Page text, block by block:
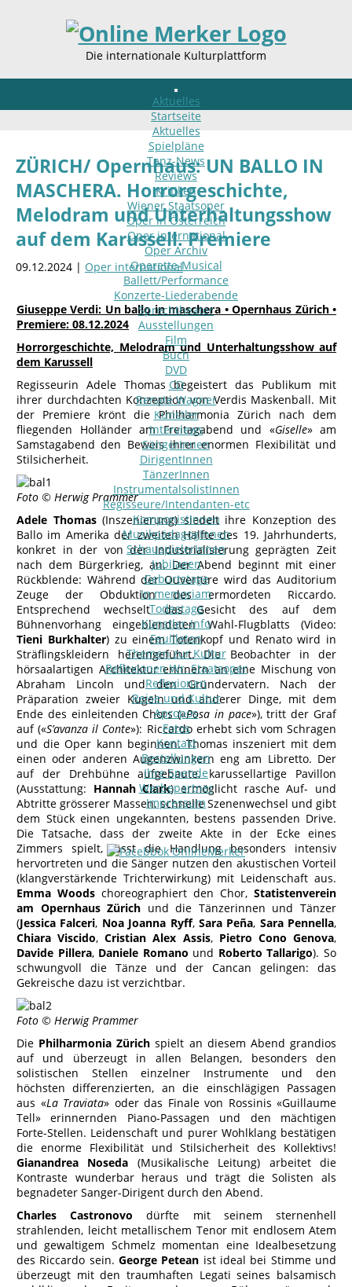
Die internationale Kulturplattform
Aktuelles
Startseite
Aktuelles
Spielpläne
Tanz-News
Reviews
Kritiken
Wiener Staatsoper
Oper in Österreich
Oper international
Oper Archiv
Operette-Musical
Ballett/Performance
Konzerte-Liederabende
Sprechtheater
Ausstellungen
Film
Buch
DVD
CD
Renate Wagner
Künstler
Interviews
SängerInnen
DirigentInnen
TänzerInnen
InstrumentalsolistInnen
Regisseure/Intendanten-etc
KomponistInnen
MusikpädagogInnen
SchauspielerInnen
Jubilaeen
Geburtstage
In memoriam
Todestage
Künstler-Info
Feuilleton
Themen zur Kultur
Reflexionen Wr. Staatsoper
Reflexionen
Reise und Kultur
Apropos
Fotos
Kontakt
Bestellungen
Ihre Spende
Werbepartner
Impressum
ZÜRICH/ Opernhaus: UN BALLO IN
MASCHERA. Horrorgeschichte,
Melodram und Unterhaltungsshow
auf dem Karussell. Premiere
09.12.2024 | Oper international
Giuseppe Verdi: Un ballo in maschera • Opernhaus Zürich •
Premiere: 08.12.2024
Horrorgeschichte, Melodram und Unterhaltungsshow auf
dem Karussell
Regisseurin Adele Thomas begeistert das Publikum mit
ihrer durchdachten Konzeption von Verdis Maskenball. Mit
der Premiere krönt die Philharmonia Zürich nach dem
fliegenden Holländer am Freitagabend und «Giselle» am
Samstagabend den Beweis ihrer enormen Flexibilität und
Stilsicherheit.
Foto © Herwig Prammer
Adele Thomas(Inszenierung) siedelt ihre Konzeption des
Ballo im Amerika der zweiten Hälfte des 19. Jahrhunderts,
konkret in der von der Industrialisierung geprägten Zeit
nach dem Bürgerkrieg, an. Der Abend beginnt mit einer
Rückblende: Während der Ouvertüre wird das Auditorium
Zeuge der Obduktion des ermordeten Riccardo.
Entsprechend wechselt das Gesicht des auf dem
Bühnenvorhang eingeblendeten Wahl-Flugblatts (Video:
Tieni Burkhalter) zu einem Totenkopf und Renato wird in
Sträflingskleidern hereingeführt. Die Beobachter in der
hörsaalartigen Architektur erinnern an eine Mischung von
Abraham Lincoln und den Gründervatern. Nach der
Präparation zweier Kugeln und anderer Dinge, mit dem
Ende des einleitenden Chors («Posa in pace»), tritt der Graf
auf («S’avanza il Conte»): Riccardo erhebt sich vom Schragen
und die Oper kann beginnen. Thomas inszeniert mit dem
einen oder anderen Augenzwinkern eng am Libretto. Der
auf der Drehbühne aufgebaute, karussellartige Pavillon
(Ausstattung: Hannah Clark) ermöglicht rasche Auf- und
Abtritte grösserer Massen, schnelle Szenenwechsel und gibt
dem Stück einen ungekannten, bestens passenden Drive.
Die Tatsache, dass der zweite Akte in der Ecke eines
Zimmers spielt, lässt die Handlung besonders intensiv
hervortreten und die Sänger nutzen den akustischen Vorteil
(klangverstärkende Trichterwirkung) mit Leidenschaft aus.
Emma Woods choreographiert den Chor, Statistenverein
am Opernhaus Zürich und die Tänzerinnen und Tänzer
(Jessica Falceri, Noa Joanna Ryff, Sara Peña, Sara Pennella,
Chiara Viscido,Cristian Alex Assis, Pietro Cono Genova,
Davide Pillera, Daniele Romano und Roberto Tallarigo). So
schwungvoll die Tänze und der Cancan gelingen: das
Gekreische dazu ist verzichtbar.
Foto © Herwig Prammer
Die Philharmonia Zürich spielt an diesem Abend grandios
auf und überzeugt in allen Belangen, besonders den
solistischen Stellen einzelner Instrumente und den
höchsten differenzierten, an die einschlägigen Passagen
aus «La Traviata» oder das Finale von Rossinis «Guillaume
Tell» erinnernden Piano-Passagen und den mächtigen
Forte-Stellen. Leidenschaft und purer Wohlklang bestätigen
die enorme Flexibilität und Stilsicherheit des Kollektivs!
Gianandrea Noseda (Musikalische Leitung) arbeitet die
Kontraste wunderbar heraus und trägt die Solisten als
begnadeter Sanger-Dirigent durch den Abend.
Charles Castronovo dürfte mit seinem sternenhell
strahlenden, leicht metallischem Tenor mit endlosem Atem
und gewaltigem Schmelz momentan eine Idealbesetzung
des Riccardo sein. George Petean ist ideal bei Stimme und
überzeugt mit den traumhaften Legati seines balsamisch